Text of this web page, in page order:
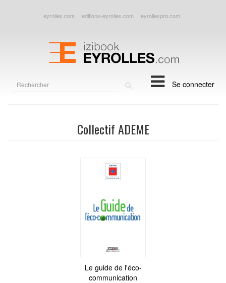
eyrolles.com editions-eyrolles.com eyrollespro.com
Se connecter
Collectif ADEME
Le guide de l'éco-
communication